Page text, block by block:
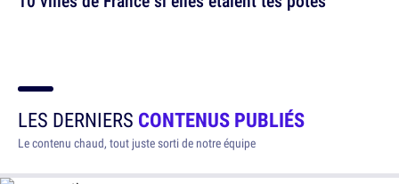
LES DERNIERS CONTENUS PUBLIÉS
Le contenu chaud, tout juste sorti de notre équipe